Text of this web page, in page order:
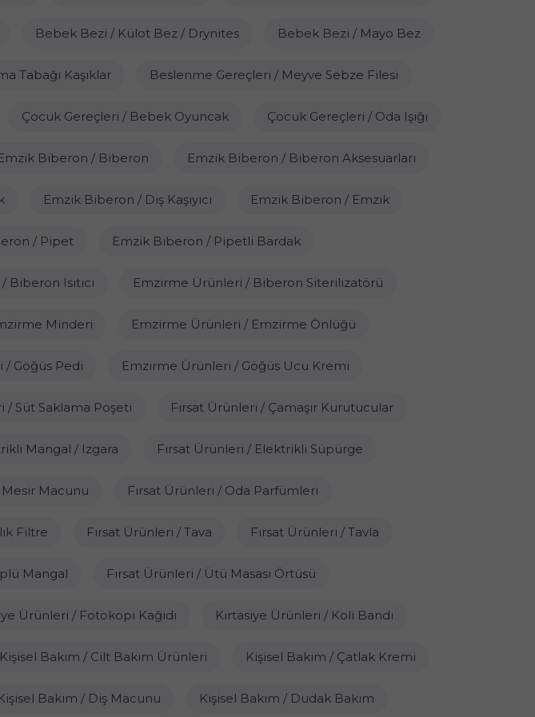
Bebek Bezi / Külot Bez / Drynites Bebek Bezi / Mayo Bez
Tabağı Kaşıklar Beslenme Gereçleri / Meyve Sebze Filesi
Çocuk Gereçleri / Bebek Oyuncak Çocuk Gereçleri / Oda Işığı
Biberon / Biberon Emzik Biberon / Biberon Aksesuarları
Emzik Biberon / Diş Kaşıyıcı Emzik Biberon / Emzik
/ Pipet Emzik Biberon / Pipetli Bardak
Isıtıcı Emzirme Ürünleri / Biberon Siterilizatörü
Minderi Emzirme Ürünleri / Emzirme Önlüğü
Göğüs Pedi Emzirme Ürünleri / Göğüs Ucu Kremi
/ Süt Saklama Poşeti Fırsat Ürünleri / Çamaşır Kurutucular
Mangal / Izgara Fırsat Ürünleri / Elektrikli Süpürge
Mesir Macunu Fırsat Ürünleri / Oda Parfümleri
Filtre Fırsat Ürünleri / Tava Fırsat Ürünleri / Tavla
Mangal Fırsat Ürünleri / Ütü Masası Örtüsü
Ürünleri / Fotokopi Kağıdı Kırtasiye Ürünleri / Koli Bandı
Kişisel Bakım / Cilt Bakım Ürünleri Kişisel Bakım / Çatlak Kremi
Bakım / Diş Macunu Kişisel Bakım / Dudak Bakım